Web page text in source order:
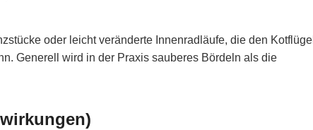
oder leicht veränderte Innenradläufe, die den Kotflügel
Generell wird in der Praxis sauberes Bördeln als die